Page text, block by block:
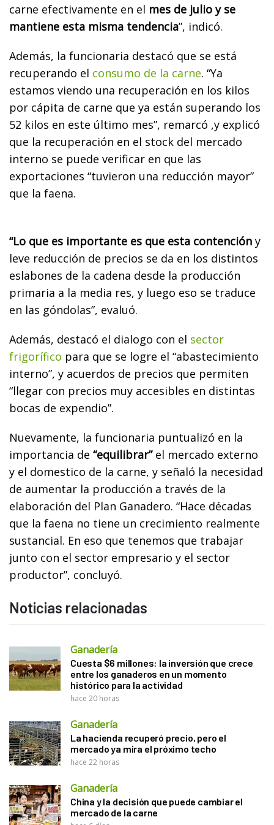
carne efectivamente en el mes de julio y se
mantiene esta misma tendencia”, indicó.
Además, la funcionaria destacó que se está
recuperando el consumo de la carne. “Ya
estamos viendo una recuperación en los kilos
por cápita de carne que ya están superando los
52 kilos en este último mes”, remarcó ,y explicó
que la recuperación en el stock del mercado
interno se puede verificar en que las
exportaciones “tuvieron una reducción mayor”
que la faena.
“Lo que es importante es que esta contención y
leve reducción de precios se da en los distintos
eslabones de la cadena desde la producción
primaria a la media res, y luego eso se traduce
en las góndolas”, evaluó.
Además, destacó el dialogo con el sector
frigorífico para que se logre el “abastecimiento
interno”, y acuerdos de precios que permiten
“llegar con precios muy accesibles en distintas
bocas de expendio”.
Nuevamente, la funcionaria puntualizó en la
importancia de “equilibrar”el mercado externo
y el domestico de la carne, y señaló la necesidad
de aumentar la producción a través de la
elaboración del Plan Ganadero. “Hace décadas
que la faena no tiene un crecimiento realmente
sustancial. En eso que tenemos que trabajar
junto con el sector empresario y el sector
productor”, concluyó.
Noticias relacionadas
Ganadería
Cuesta $6 millones: la inversión que crece
entre los ganaderos en un momento
histórico para la actividad
hace 20 horas
Ganadería
La hacienda recuperó precio, pero el
mercado ya mira el próximo techo
hace 22 horas
Ganadería
China y la decisión que puede cambiar el
mercado de la carne